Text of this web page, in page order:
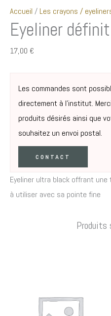
Accueil / Les crayons /
Eyeliner
17,00 €
Les commandes sont
directement à l’institut.
produits désirés ainsi que
souhaitez un envoi postal.
CONTACT
Eyeliner ultra black offrant
à utiliser avec sa pointe fine
Produits